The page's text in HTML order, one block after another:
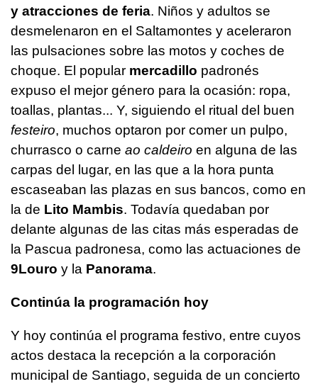
y atracciones de feria. Niños y adultos se
desmelenaron en el Saltamontes y aceleraron
las pulsaciones sobre las motos y coches de
choque. El popular mercadillo padronés
expuso el mejor género para la ocasión: ropa,
toallas, plantas... Y, siguiendo el ritual del buen
festeiro, muchos optaron por comer un pulpo,
churrasco o carne ao caldeiro en alguna de las
carpas del lugar, en las que a la hora punta
escaseaban las plazas en sus bancos, como en
la de Lito Mambis. Todavía quedaban por
delante algunas de las citas más esperadas de
la Pascua padronesa, como las actuaciones de
9Louro y la Panorama.
Continúa la programación hoy
Y hoy continúa el programa festivo, entre cuyos
actos destaca la recepción a la corporación
municipal de Santiago, seguida de un concierto